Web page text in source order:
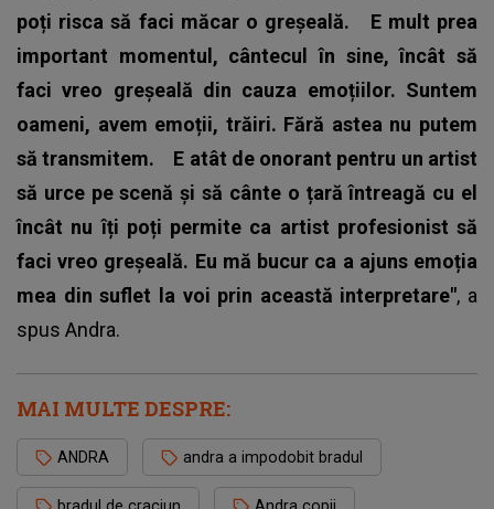
poți risca să faci măcar o greșeală. E mult prea
important momentul, cântecul în sine, încât să
faci vreo greșeală din cauza emoțiilor. Suntem
oameni, avem emoții, trăiri. Fără astea nu putem
să transmitem. E atât de onorant pentru un artist
să urce pe scenă și să cânte o țară întreagă cu el
încât nu îți poți permite ca artist profesionist să
faci vreo greșeală. Eu mă bucur ca a ajuns emoția
mea din suflet la voi prin această interpretare", a
spus Andra.
MAI MULTE DESPRE:
ANDRA andra a impodobit bradul
bradul de craciun Andra copii